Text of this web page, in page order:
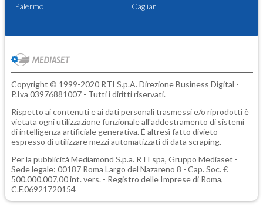
Palermo Cagliari
Copyright © 1999-2020 RTI S.p.A. Direzione Business Digital -
P.Iva 03976881007 - Tutti i diritti riservati.
Rispetto ai contenuti e ai dati personali trasmessi e/o riprodotti è
vietata ogni utilizzazione funzionale all'addestramento di sistemi
di intelligenza artificiale generativa. È altresì fatto divieto
espresso di utilizzare mezzi automatizzati di data scraping.
Per la pubblicità Mediamond S.p.a. RTI spa, Gruppo Mediaset -
Sede legale: 00187 Roma Largo del Nazareno 8 - Cap. Soc. €
500.000.007,00 int. vers. - Registro delle Imprese di Roma,
C.F.06921720154